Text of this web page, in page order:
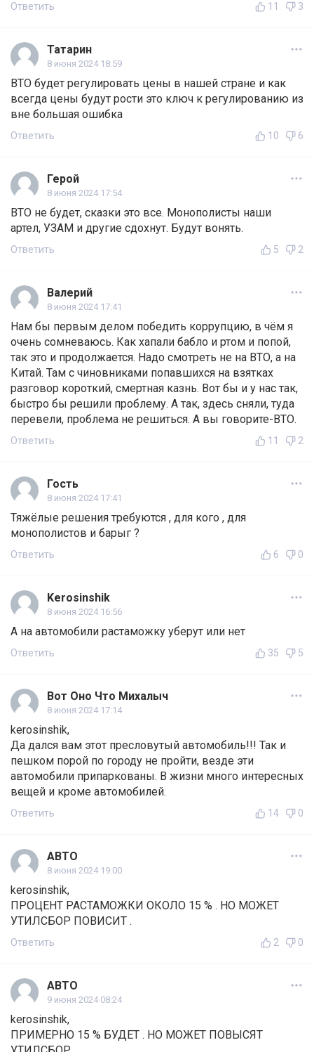
Ответить 11 3
Татарин
8 июня 2024 18:59
ВТО будет регулировать цены в нашей стране и как
всегда цены будут рости это ключ к регулированию из
вне большая ошибка
Ответить 10 6
Герой
8 июня 2024 17:54
ВТО не будет, сказки это все. Монополисты наши
артел, УЗАМ и другие сдохнут. Будут вонять.
Ответить 5 2
Валерий
8 июня 2024 17:41
Нам бы первым делом победить коррупцию, в чём я
очень сомневаюсь. Как хапали бабло и ртом и попой,
так это и продолжается. Надо смотреть не на ВТО, а на
Китай. Там с чиновниками попавшихся на взятках
разговор короткий, смертная казнь. Вот бы и у нас так,
быстро бы решили проблему. А так, здесь сняли, туда
перевели, проблема не решиться. А вы говорите-ВТО.
Ответить 11 2
Гость
8 июня 2024 17:41
Тяжёлые решения требуются , для кого , для
монополистов и барыг ?
Ответить 6 0
Kerosinshik
8 июня 2024 16:56
А на автомобили растаможку уберут или нет
Ответить 35 5
Вот Оно Что Михалыч
8 июня 2024 17:14
kerosinshik,
Да дался вам этот пресловутый автомобиль!!! Так и
пешком порой по городу не пройти, везде эти
автомобили припаркованы. В жизни много интересных
вещей и кроме автомобилей.
Ответить 14 0
АВТО
8 июня 2024 19:00
kerosinshik,
ПРОЦЕНТ РАСТАМОЖКИ ОКОЛО 15 % . НО МОЖЕТ
УТИЛСБОР ПОВИСИТ .
Ответить 2 0
АВТО
9 июня 2024 08:24
kerosinshik,
ПРИМЕРНО 15 % БУДЕТ . НО МОЖЕТ ПОВЫСЯТ